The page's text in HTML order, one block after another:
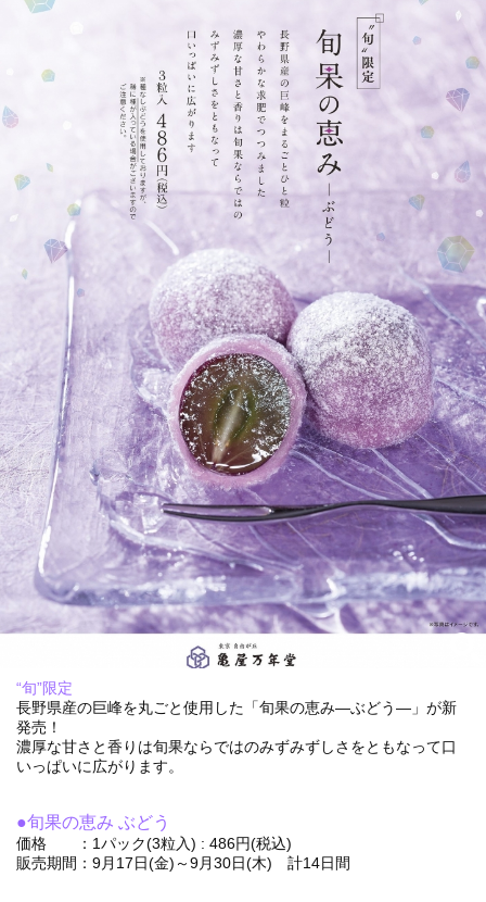
“旬”限定
長野県産の巨峰を丸ごと使用した「旬果の恵み―ぶどう―」が新
発売！
濃厚な甘さと香りは旬果ならではのみずみずしさをともなって口
いっぱいに広がります。
●旬果の恵み ぶどう
価格 ：1パック(3粒入) : 486円(税込)
販売期間：9月17日(金)～9月30日(木) 計14日間